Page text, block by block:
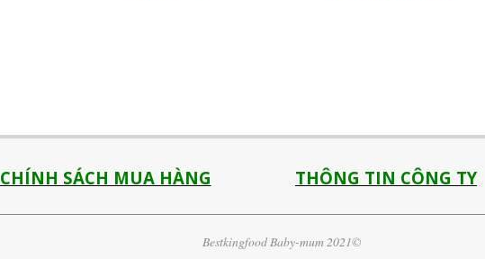
CHÍNH SÁCH MUA HÀNG THÔNG TIN CÔNG TY
Bestkingfood Baby-mum 2021©